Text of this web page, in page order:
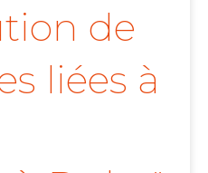
de
liées à